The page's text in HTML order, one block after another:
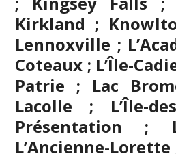
Kirkland ;
Lennoxville ;
Coteaux ; L’Île-
Patrie ; Lac
Lacolle ; L’Île-
Présentation ;
L’Ancienne-Lorette